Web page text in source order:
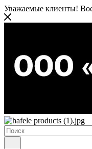
Уважаемые клиенты!